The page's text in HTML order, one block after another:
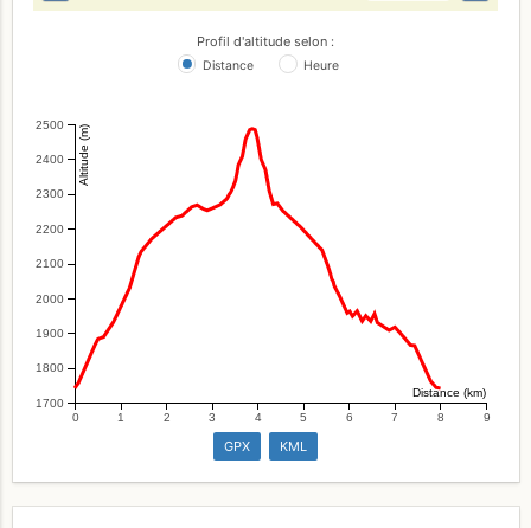
Profil d'altitude selon :
Distance Heure
1700
1800
1900
2000
2100
2200
2300
2400
2500 Altitude (m)
0 1 2 3 4 5 6 7 8 9
Distance (km)
GPX KML